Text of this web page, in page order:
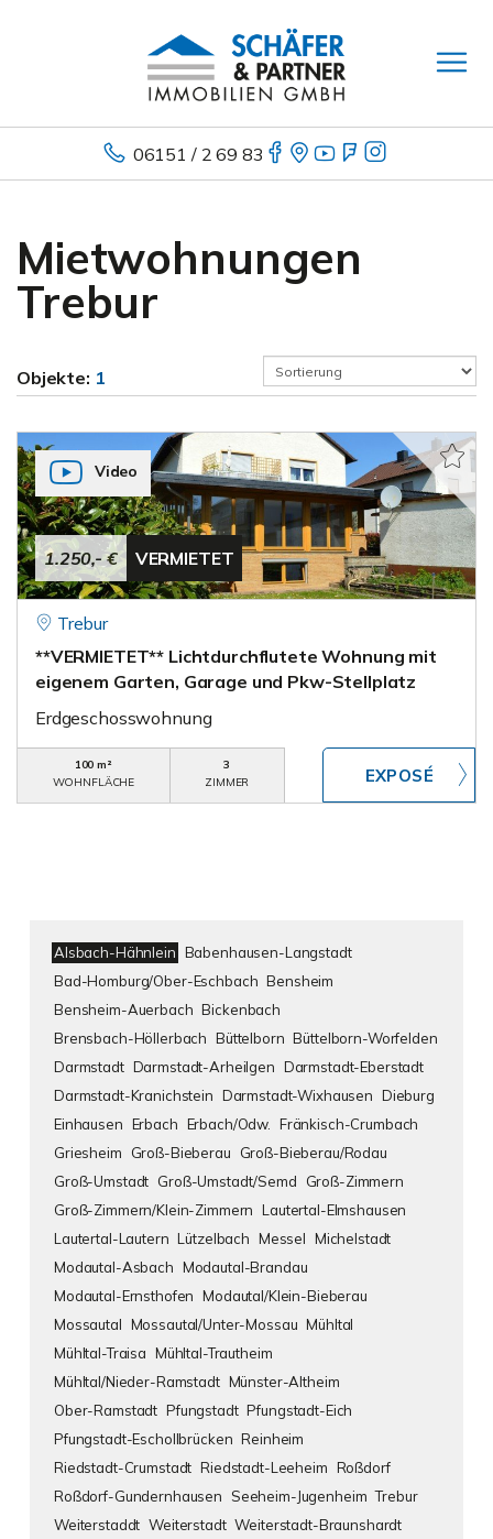
06151 / 2 69 83
Mietwohnungen
Trebur
Objekte: 1
1.250,- € VERMIETET
Video
Trebur
**VERMIETET** Lichtdurchflutete Wohnung mit
eigenem Garten, Garage und Pkw-Stellplatz
Erdgeschosswohnung
100 m²
WOHNFLÄCHE
3
ZIMMER
Alsbach-Hähnlein Babenhausen-Langstadt
Bad-Homburg/Ober-Eschbach Bensheim
Bensheim-Auerbach Bickenbach
Brensbach-Höllerbach Büttelborn Büttelborn-Worfelden
Darmstadt Darmstadt-Arheilgen Darmstadt-Eberstadt
Darmstadt-Kranichstein Darmstadt-Wixhausen Dieburg
Einhausen Erbach Erbach/Odw.
Fränkisch-Crumbach
Griesheim
Groß-Bieberau
Groß-Bieberau/Rodau
Groß-Umstadt Groß-Umstadt/Semd
Groß-Zimmern
Groß-Zimmern/Klein-Zimmern Lautertal-Elmshausen
Lautertal-Lautern Lützelbach Messel Michelstadt
Modautal-Asbach Modautal-Brandau
Modautal-Ernsthofen Modautal/Klein-Bieberau
Mossautal Mossautal/Unter-Mossau Mühltal
Mühltal-Traisa Mühltal-Trautheim
Mühltal/Nieder-Ramstadt Münster-Altheim
Ober-Ramstadt Pfungstadt Pfungstadt-Eich
Pfungstadt-Eschollbrücken Reinheim
Riedstadt-Crumstadt Riedstadt-Leeheim Roßdorf
Roßdorf-Gundernhausen Seeheim-Jugenheim Trebur
Weiterstaddt Weiterstadt Weiterstadt-Braunshardt